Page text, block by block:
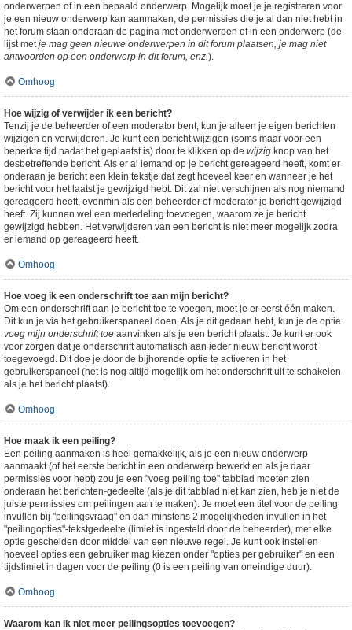
onderwerpen of in een bepaald onderwerp. Mogelijk moet je je registreren voor
je een nieuw onderwerp kan aanmaken, de permissies die je al dan niet hebt in
het forum staan onderaan de pagina met onderwerpen of in een onderwerp (de
lijst metje mag geen nieuwe onderwerpen in dit forum plaatsen, je mag niet
antwoorden op een onderwerp in dit forum, enz.).
Omhoog
Hoe wijzig of verwijder ik een bericht?
Tenzij je de beheerder of een moderator bent, kun je alleen je eigen berichten
wijzigen en verwijderen. Je kunt een bericht wijzigen (soms maar voor een
beperkte tijd nadat het geplaatst is) door te klikken op de wijzig knop van het
desbetreffende bericht. Als er al iemand op je bericht gereageerd heeft, komt er
onderaan je bericht een klein tekstje dat zegt hoeveel keer en wanneer je het
bericht voor het laatst je gewijzigd hebt. Dit zal niet verschijnen als nog niemand
gereageerd heeft, evenmin als een beheerder of moderator je bericht gewijzigd
heeft. Zij kunnen wel een mededeling toevoegen, waarom ze je bericht
gewijzigd hebben. Het verwijderen van een bericht is niet meer mogelijk zodra
er iemand op gereageerd heeft.
Omhoog
Hoe voeg ik een onderschrift toe aan mijn bericht?
Om een onderschrift aan je bericht toe te voegen, moet je er eerst één maken.
Dit kun je via het gebruikerspaneel doen. Als je dit gedaan hebt, kun je de optie
voeg mijn onderschrift toe aanvinken als je een bericht plaatst. Je kunt er ook
voor zorgen dat je onderschrift automatisch aan ieder nieuw bericht wordt
toegevoegd. Dit doe je door de bijhorende optie te activeren in het
gebruikerspaneel (het is nog altijd mogelijk om het onderschrift uit te schakelen
als je het bericht plaatst).
Omhoog
Hoe maak ik een peiling?
Een peiling aanmaken is heel gemakkelijk, als je een nieuw onderwerp
aanmaakt (of het eerste bericht in een onderwerp bewerkt en als je daar
permissies voor hebt) zou je een "voeg peiling toe" tabblad moeten zien
onderaan het berichten-gedeelte (als je dit tabblad niet kan zien, heb je niet de
juiste permissies om peilingen aan te maken). Je moet een titel voor de peiling
invullen bij "peilingsvraag" en dan minstens 2 mogelijkheden invullen in het
"peilingopties"-tekstgedeelte (limiet is ingesteld door de beheerder), met elke
optie gescheiden door middel van een nieuwe regel. Je kunt ook instellen
hoeveel opties een gebruiker mag kiezen onder "opties per gebruiker" en een
tijdslimiet in dagen voor de peiling (0 is een peiling van oneindige duur).
Omhoog
Waarom kan ik niet meer peilingsopties toevoegen?